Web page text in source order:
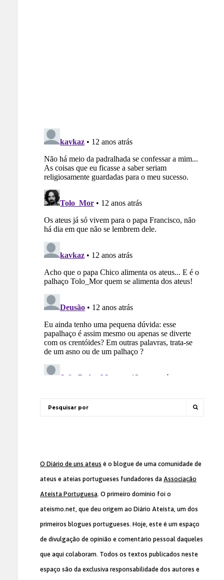
O Diário de uns ateus é o blogue de uma comunidade de
ateus e ateias portugueses fundadores da Associação
Ateísta Portuguesa. O primeiro domínio foi o
ateismo.net, que deu origem ao Diário Ateísta, um dos
primeiros blogues portugueses. Hoje, este é um espaço
de divulgação de opinião e comentário pessoal daqueles
que aqui colaboram. Todos os textos publicados neste
espaço são da exclusiva responsabilidade dos autores e